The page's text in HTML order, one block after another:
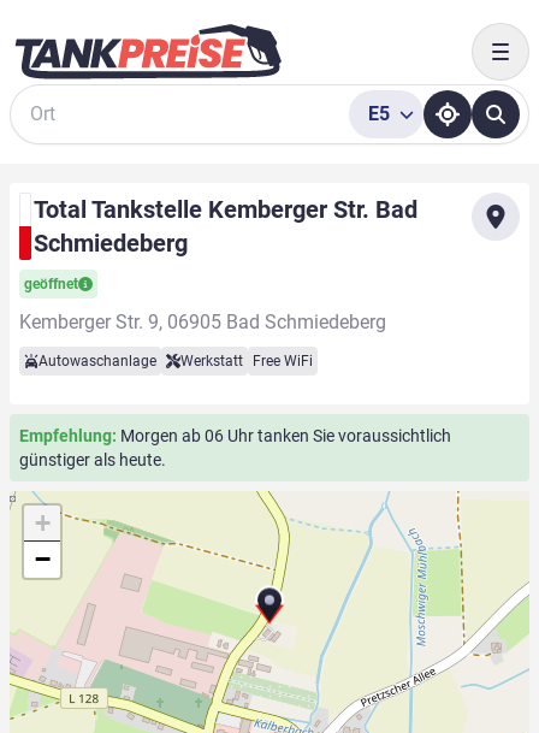
Suche
E5
Total Tankstelle Kemberger Str. Bad
Schmiedeberg
geöffnet
Kemberger Str. 9, 06905 Bad Schmiedeberg
Autowaschanlage Werkstatt Free WiFi
Empfehlung: Morgen ab 06 Uhr tanken Sie voraussichtlich
günstiger als heute.
+
−